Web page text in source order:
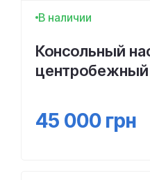
В наличии
Консольный
45 000 грн